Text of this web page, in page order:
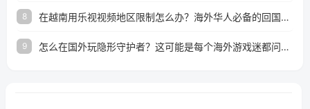
8 在越南用乐视视频地区限制怎么办？海外华人必备的回国加速攻略
9 怎么在国外玩隐形守护者？这可能是每个海外游戏迷都问过的问题